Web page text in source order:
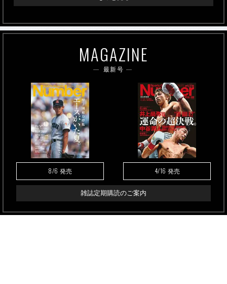
MAGAZINE
最新号
8/6 発売 4/16 発売
雑誌定期購読のご案内